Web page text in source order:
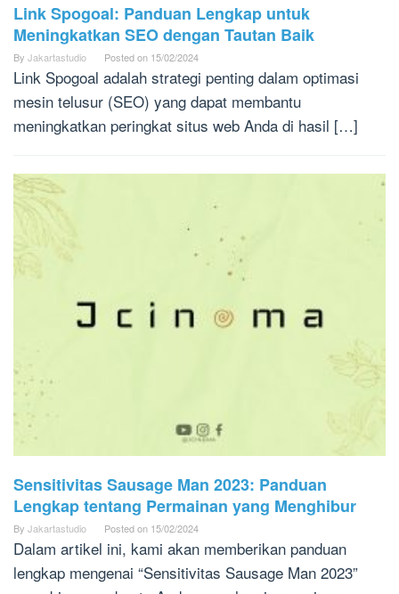
Link Spogoal: Panduan Lengkap untuk
Meningkatkan SEO dengan Tautan Baik
By Jakartastudio Posted on 15/02/2024
Link Spogoal adalah strategi penting dalam optimasi
mesin telusur (SEO) yang dapat membantu
meningkatkan peringkat situs web Anda di hasil […]
Sensitivitas Sausage Man 2023: Panduan
Lengkap tentang Permainan yang Menghibur
By Jakartastudio Posted on 15/02/2024
Dalam artikel ini, kami akan memberikan panduan
lengkap mengenai “Sensitivitas Sausage Man 2023”